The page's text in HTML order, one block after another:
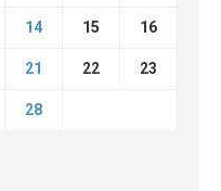
14 15 16
21 22 23
28